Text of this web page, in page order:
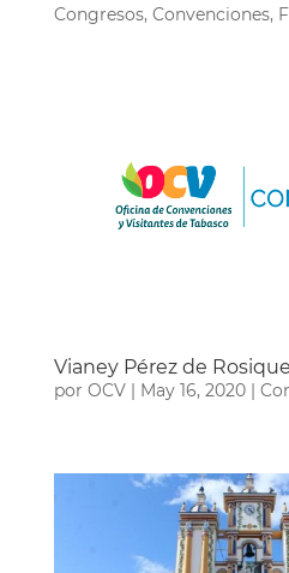
Congresos, Convenciones,
Vianey Pérez de
por OCV| May 16, 2020|